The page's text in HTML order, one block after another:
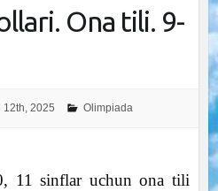
Ona tili. 9-
12th, 2025 Olimpiada
11 sinflar uchun ona tili